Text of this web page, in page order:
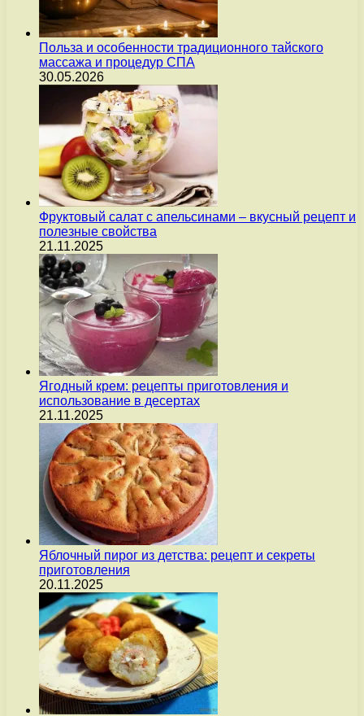
Польза и особенности традиционного тайского
массажа и процедур СПА
30.05.2026
Фруктовый салат с апельсинами – вкусный рецепт и
полезные свойства
21.11.2025
Ягодный крем: рецепты приготовления и
использование в десертах
21.11.2025
Яблочный пирог из детства: рецепт и секреты
приготовления
20.11.2025